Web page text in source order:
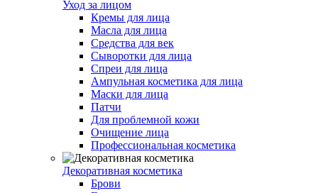
Уход за лицом
Кремы для лица
Масла для лица
Средства для век
Сыворотки для лица
Спреи для лица
Ампульная косметика для лица
Маски для лица
Патчи
Для проблемной кожи
Очищение лица
Профессиональная косметика
Декоративная косметика
Брови